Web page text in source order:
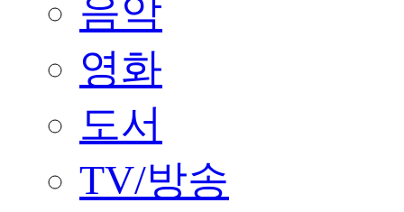
음악
영화
도서
TV/방송